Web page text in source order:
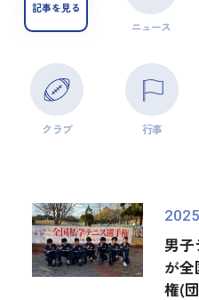
記事を見る
ニュース
クラブ 行事
男子
が
権(